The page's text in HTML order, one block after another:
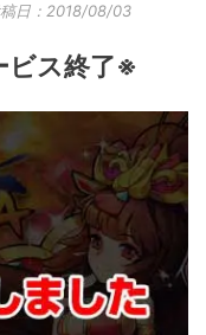
日：2018/08/03
ス終了※